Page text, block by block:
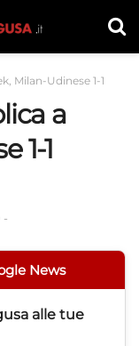
Milan-Udinese 1-1
a
1-1
-
News
alle tue